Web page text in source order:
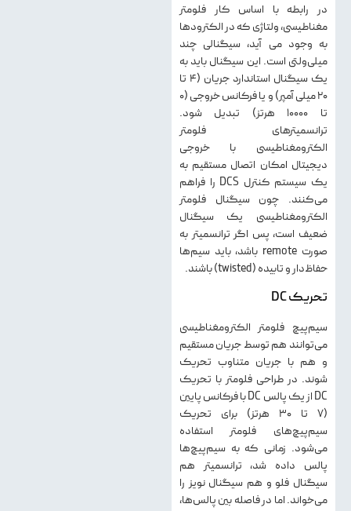
در رابطه با اساس کار فلومتر
مغناطیسی، ولتاژی که در الکترودها
به وجود می آید، سیگنالی چند
میلی‌ولتی است. این سیگنال باید به
یک سیگنال استاندارد جریان (۴ تا
۲۰ میلی آمپر) و یا فرکانس خروجی (۰
تا ۱۰۰۰۰ هرتز) تبدیل شود.
ترانسمیترهای فلومتر
الکترومغناطیسی با خروجی
دیجیتال امکان اتصال مستقیم به
یک سیستم کنترل DCS را فراهم
می‌کنند. چون سیگنال فلومتر
الکترومغناطیسی یک سیگنال
ضعیف است، پس اگر ترانسمیتر به
صورت remote باشد، باید سیم‌ها
حفاظ‌دار و تابیده (twisted) باشند.
تحریک DC
سیم‌پیچ فلومتر الکترومغناطیسی
می‌توانند هم توسط جریان مستقیم
و هم با جریان متناوب تحریک
شوند. در طراحی فلومتر با تحریک
DC از یک پالس DC با فرکانس پایین
(۷ تا ۳۰ هرتز) برای تحریک
سیم‌پیچ‌های فلومتر استفاده
می‌شود. زمانی که به سیم‌پیچ‌ها
پالس داده شد، ترانسمیتر هم
سیگنال فلو و هم سیگنال نویز را
می‌خواند. اما در فاصله بین پالس‌ها،